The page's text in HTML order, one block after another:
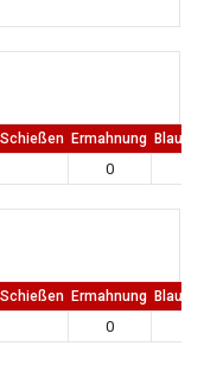
Ermahnung Blaue
0
Ermahnung Blaue
0